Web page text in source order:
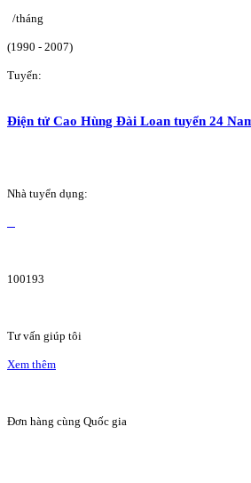
/tháng
(1990 - 2007)
Tuyển:
Điện tử Cao Hùng Đài Loan tuyển 24
Nhà tuyển dụng:
100193
Tư vấn giúp tôi
Xem thêm
Đơn hàng cùng Quốc gia